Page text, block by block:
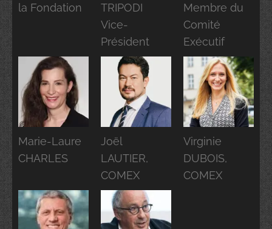
la Fondation
TRIPODI
Vice-
Président
Membre du
Comité
Exécutif
Marie-Laure
CHARLES
Joël
LAUTIER,
COMEX
Virginie
DUBOIS,
COMEX